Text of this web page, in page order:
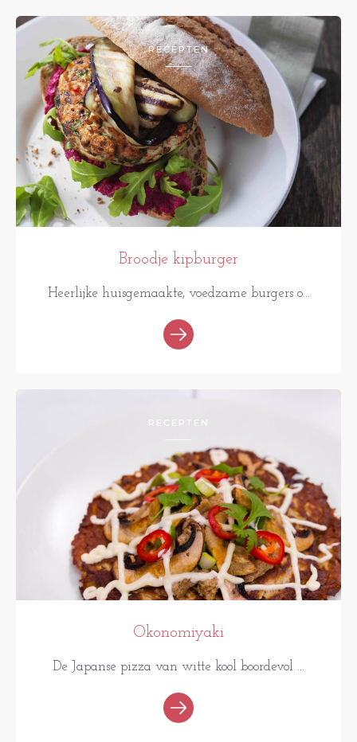
RECEPTEN
Broodje kipburger
Heerlijke huisgemaakte, voedzame burgers o...
RECEPTEN
Okonomiyaki
De Japanse pizza van witte kool boordevol ...